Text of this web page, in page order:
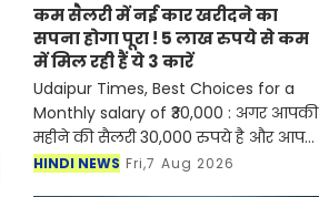
कम सैलरी में नई कार खरीदने का
सपना होगा पूरा ! 5 लाख रुपये से कम
में मिल रही हैं ये 3 कारें
Udaipur Times, Best Choices for a
Monthly salary of ₹30,000 : अगर आपकी
महीने की सैलरी 30,000 रुपये है और आप
नई कार खरीदने का सपना देख रहे हैं, तो अब
HINDI NEWS Fri,7 Aug 2026